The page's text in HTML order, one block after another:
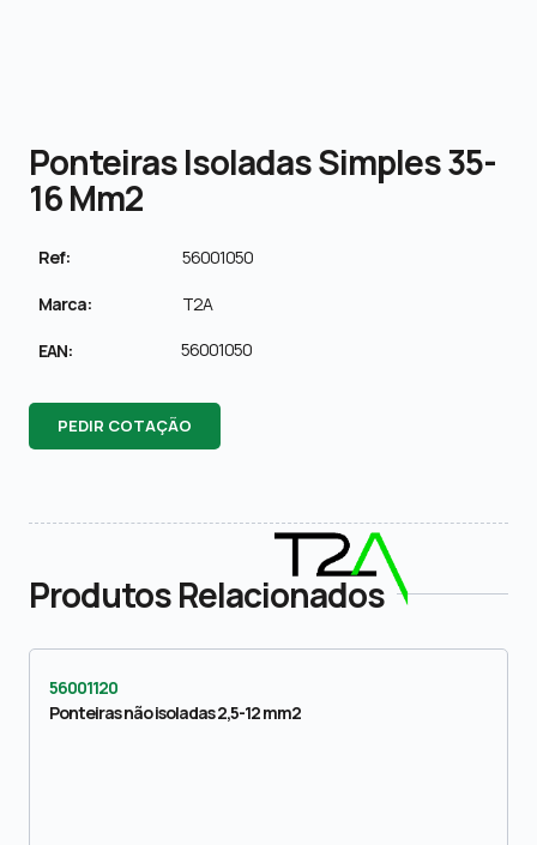
Ponteiras Isoladas Simples 35-
16 Mm2
Ref: 56001050
Marca: T2A
EAN: 56001050
PEDIR COTAÇÃO
Produtos Relacionados
56001120
Ponteiras não isoladas 2,5-12 mm2